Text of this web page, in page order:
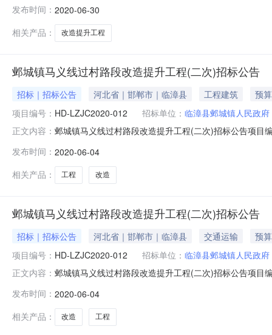
装有限公司供应商地址：河北省邯郸市磁县磁州镇仁和
发布时间： 2020-06-30
相关产品：
改造提升工程
邺城镇马义线过村路段改造提升工程(二次)招标公告
招标｜招标公告 河北省｜邯郸市｜临漳县 工程建筑
预
项目编号： HD-LZJC2020-012 招标单位： 临漳县邺城镇人民政府
正文内容： 邺城镇马义线过村路段改造提升工程(二次)招标公告项
高限价：1182512元项目实施地点：临漳县境内。采购
发布时间： 2020-06-04
相关产品：
工程 改造
邺城镇马义线过村路段改造提升工程(二次)招标公告
招标｜招标公告 河北省｜邯郸市｜临漳县 交通运输
预
项目编号： HD-LZJC2020-012 招标单位： 临漳县邺城镇人民政府
正文内容： 邺城镇马义线过村路段改造提升工程(二次)招标公告项
价：1182512元项目实施地点：临漳县境内。采购内容
发布时间： 2020-06-04
相关产品：
改造 工程